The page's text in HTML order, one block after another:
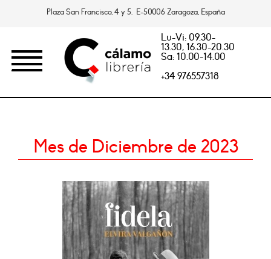
Plaza San Francisco, 4 y 5. E-50006 Zaragoza, España
Lu-Vi: 09.30-
13.30, 16.30-20.30
Sa: 10.00-14.00
+34 976557318
Mes de Diciembre de 2023